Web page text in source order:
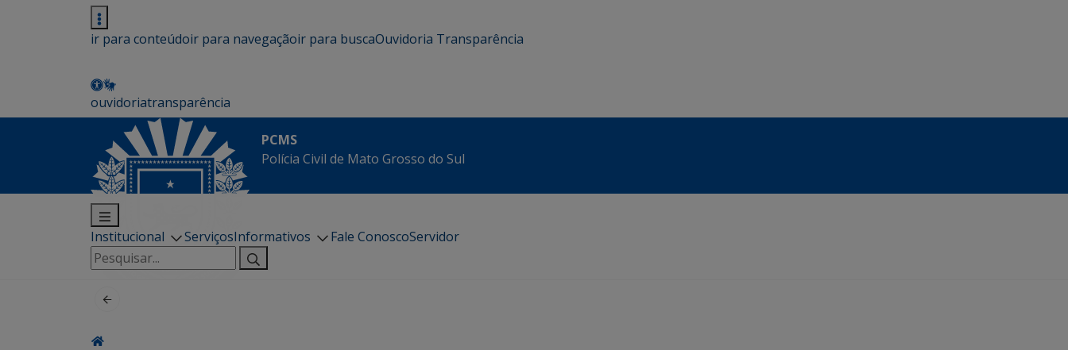
ir para conteúdoir para navegaçãoir para buscaOuvidoria Transparência
ouvidoriatransparência
PCMS
Polícia Civil de Mato Grosso do Sul
Institucional ServiçosInformativos Fale ConoscoServidor
Pesquisar
por: